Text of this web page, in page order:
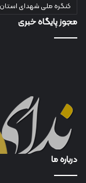
کنگره ملی شهدای
مجوز پایگاه خبری
درباره ما